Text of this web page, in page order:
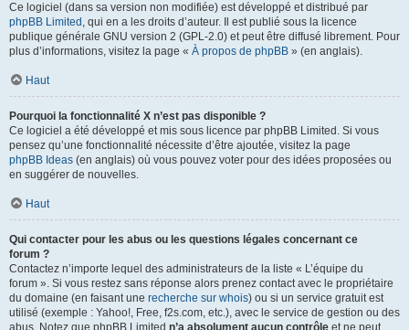
Ce logiciel (dans sa version non modifiée) est développé et distribué par
phpBB Limited , qui en a les droits d’auteur. Il est publié sous la licence
publique générale GNU version 2 (GPL-2.0) et peut être diffusé librement. Pour
plus d’informations, visitez la page « À propos de phpBB » (en anglais).
Haut
Pourquoi la fonctionnalité X n’est pas disponible ?
Ce logiciel a été développé et mis sous licence par phpBB Limited. Si vous
pensez qu’une fonctionnalité nécessite d’être ajoutée, visitez la page
phpBB Ideas (en anglais) où vous pouvez voter pour des idées proposées ou
en suggérer de nouvelles.
Haut
Qui contacter pour les abus ou les questions légales concernant ce
forum ?
Contactez n’importe lequel des administrateurs de la liste « L’équipe du
forum ». Si vous restez sans réponse alors prenez contact avec le propriétaire
du domaine (en faisant une recherche sur whois) ou si un service gratuit est
utilisé (exemple : Yahoo!, Free, f2s.com, etc.), avec le service de gestion ou des
abus. Notez que phpBB Limited n’a absolument aucun contrôle et ne peut